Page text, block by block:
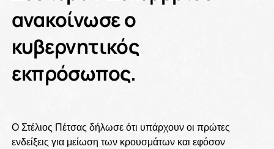
ανακοίνωσε ο
κυβερνητικός
εκπρόσωπος.
Ο Στέλιος Πέτσας δήλωσε ότι υπάρχουν οι πρώτες
ενδείξεις για μείωση των κρουσμάτων και εφόσον